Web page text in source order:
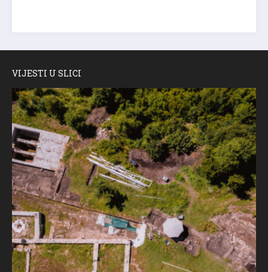
VIJESTI U SLICI